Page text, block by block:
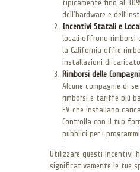
tipicamente fino al
dell’hardware e
Incentivi Statali e
locali offrono rimborsi
la California offre
installazioni di
Rimborsi delle
Alcune compagnie di
rimborsi e tariffe più
EV che installano
Controlla con il tuo
pubblici per i
Utilizzare questi incentivi
significativamente le tue